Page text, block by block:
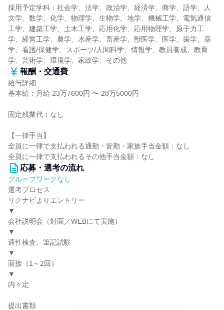
採用予定学科：社会学、法学、政治学、経済学、商学、語学、人
文学、数学、化学、物理学、生物学、地学、機械工学、電気通信
工学、建築工学、土木工学、応用化学、応用物理学、原子力工
学、経営工学、農学、水産学、畜産学、獣医学、医学、歯学、薬
学、看護/保健学、スポーツ/人間科学、情報学、教員養成、教育
学、芸術学、環境学、家政学、その他
報酬・交通費
給与詳細
基本給：月給 23万7600円 〜 28万5000円
固定残業代：なし
【一律手当】
全員に一律で支払われる通勤・皆勤・家族手当金額：なし
全員に一律で支払われるその他手当金額：なし
応募・選考の流れ
グループワークなし
選考プロセス
リクナビよりエントリー
▼
会社説明会（対面／WEBにて実施）
▼
適性検査、筆記試験
▼
面接（1～2回）
▼
内々定
提出書類